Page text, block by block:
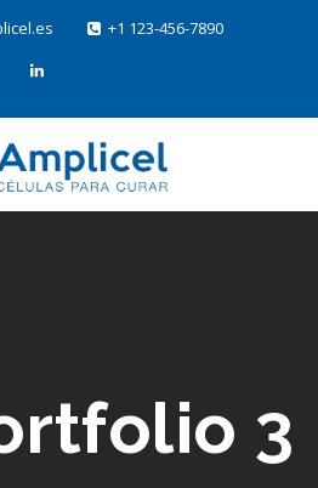
+1 123-456-7890
3